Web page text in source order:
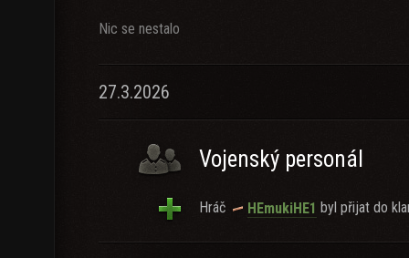
Nic se nestalo
27.3.2026
Vojenský personál
Hráč HEmukiHE1 byl přijat do